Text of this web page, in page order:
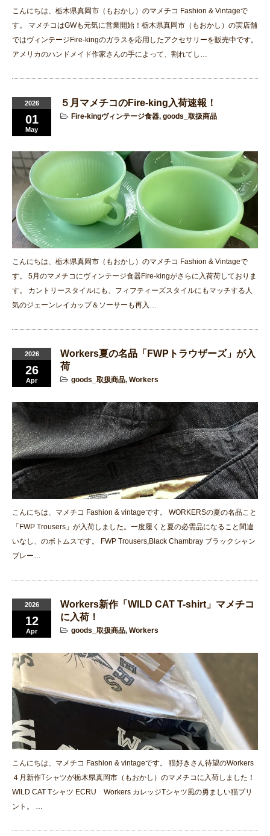
こんにちは、栃木県真岡市（もおかし）のマメチコ Fashion & Vintageで
す。 マメチコはGWも元気に営業開始！栃木県真岡市（もおかし）の実店舗
ではヴィンテージFire-kingのガラスを応用したアクセサリーを販売中です。
アメリカのハンドメイド作家さんの手によって、割れてし…
2026
01
May
５月マメチコのFire-king入荷速報！
Fire-kingヴィンテージ食器, goods_取扱商品
こんにちは、栃木県真岡市（もおかし）のマメチコ Fashion & Vintageで
す。 5月のマメチコにヴィンテージ食器Fire-kingがさらに入荷荷しておりま
す。 カントリースタイルにも、フィフティーズスタイルにもマッチする人
気のジェーンレイカップ＆ソーサーも再入…
2026
26
Apr
Workers夏の名品「FWPトラウザーズ」が入
荷
goods_取扱商品, Workers
こんにちは、マメチコ Fashion & vintageです。 WORKERSの夏の名品こと
「FWP Trousers」が入荷しました。一度履くと夏の必需品になること間違
いなし、のボトムスです。 FWP Trousers,Black Chambray ブラックシャン
ブレー…
2026
12
Apr
Workers新作「WILD CAT T-shirt」マメチコ
に入荷！
goods_取扱商品, Workers
こんにちは、マメチコ Fashion & vintageです。 猫好きさん待望のWorkers
４月新作Tシャツが栃木県真岡市（もおかし）のマメチコに入荷しました！
WILD CAT Tシャツ ECRU Workers カレッジTシャツ風の勇ましい猫プリ
ント。 …